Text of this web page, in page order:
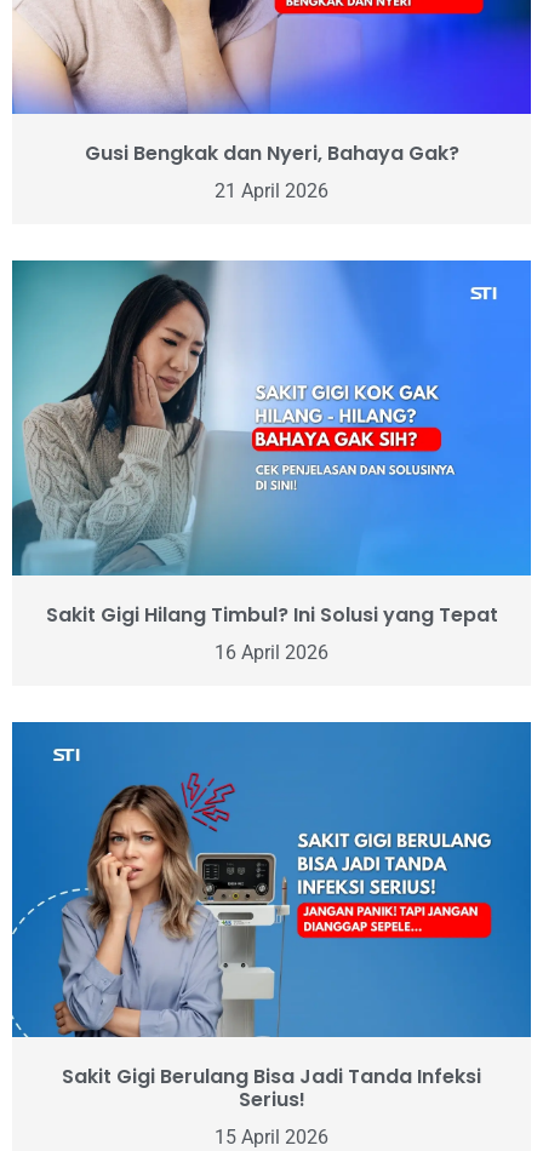
Gusi Bengkak dan Nyeri, Bahaya Gak?
21 April 2026
Sakit Gigi Hilang Timbul? Ini Solusi yang Tepat
16 April 2026
Sakit Gigi Berulang Bisa Jadi Tanda Infeksi
Serius!
15 April 2026